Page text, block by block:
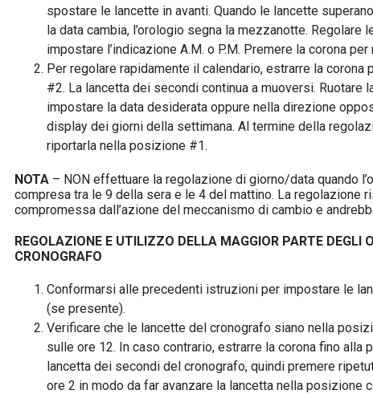
spostare le lancette in avanti. Quando le lancette
la data cambia, l’orologio segna la mezzanotte. Regolare
impostare l’indicazione A.M. o P.M. Premere la corona
Per regolare rapidamente il calendario, estrarre la corona
#2. La lancetta dei secondi continua a muoversi. Ruotare
impostare la data desiderata oppure nella direzione
display dei giorni della settimana. Al termine della
riportarla nella posizione #1.
NOTA – NON effettuare la regolazione di giorno/data quando
compresa tra le 9 della sera e le 4 del mattino. La regolazione
compromessa dall’azione del meccanismo di cambio e
REGOLAZIONE E UTILIZZO DELLA MAGGIOR PARTE DEGLI
CRONOGRAFO
Conformarsi alle precedenti istruzioni per impostare le
(se presente).
Verificare che le lancette del cronografo siano nella
sulle ore 12. In caso contrario, estrarre la corona fino alla
lancetta dei secondi del cronografo, quindi premere
ore 2 in modo da far avanzare la lancetta nella posizione